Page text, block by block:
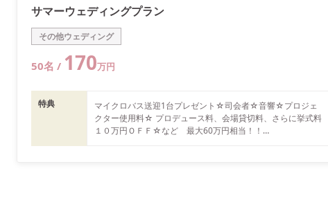
サマーウェディングプラン
その他ウェディング
50名 / 170万円
特典
マイクロバス送迎1台プレゼント☆司会者☆音響☆プロジェ
クター使用料☆ プロデュース料、会場貸切料、さらに挙式料
１０万円ＯＦＦ☆など　最大60万円相当！！